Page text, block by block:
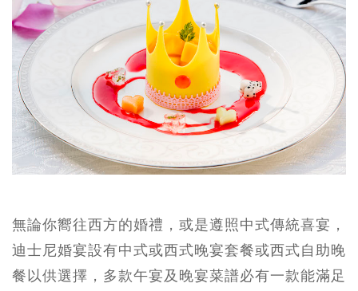
無論你嚮往西方的婚禮，或是遵照中式傳統喜宴，
迪士尼婚宴設有中式或西式晚宴套餐或西式自助晚
餐以供選擇，多款午宴及晚宴菜譜必有一款能滿足